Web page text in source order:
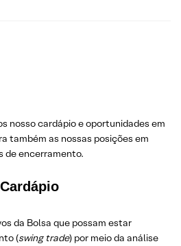
nosso cardápio e oportunidades em
também as nossas posições em
de encerramento.
da Bolsa que possam estar
(swing trade) por meio da análise